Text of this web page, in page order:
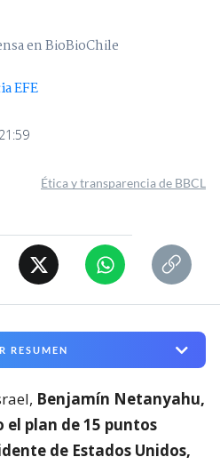
en BioBioChile
EFE
Ética y transparencia de BBCL
RESUMEN
Benjamín Netanyahu,
plan de 15 puntos
de Estados Unidos,